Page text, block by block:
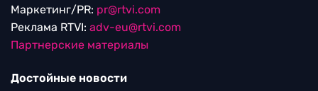
Маркетинг/PR: pr@rtvi.com
Реклама RTVI: adv-eu@rtvi.com
Партнерские материалы
Достойные новости